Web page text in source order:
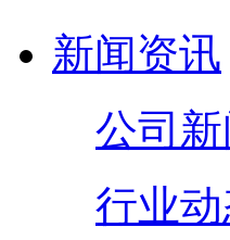
新闻资讯
公司新
行业